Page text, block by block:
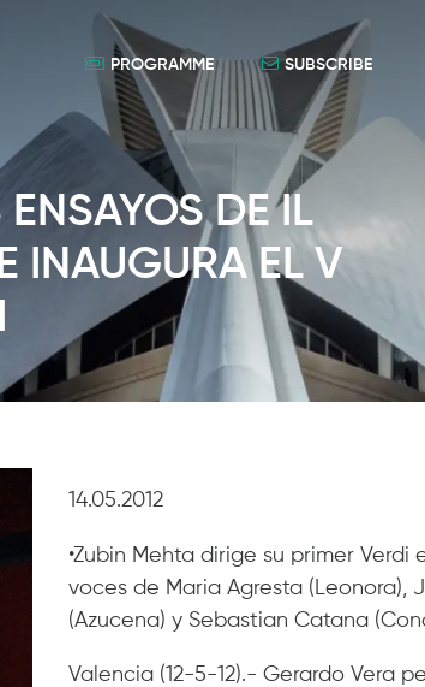
SUBSCRIBE
PROGRAMME
DE IL
INAUGURA EL V
14.05.2012
•Zubin Mehta dirige su primer
voces de Maria Agresta (Leonora),
(Azucena) y Sebastian Catana
Valencia (12-5-12).- Gerardo Vera